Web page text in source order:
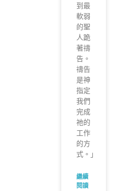
到最
軟弱
的聖
人跪
著禱
告。
禱告
是神
指定
我們
完成
祂的
工作
的方
式。」
繼續
閱讀